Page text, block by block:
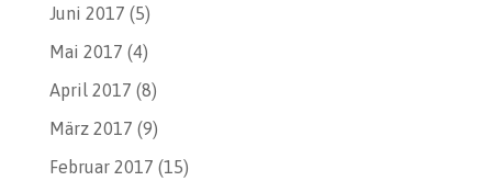
Juni 2017 (5)
Mai 2017 (4)
April 2017 (8)
März 2017 (9)
Februar 2017 (15)